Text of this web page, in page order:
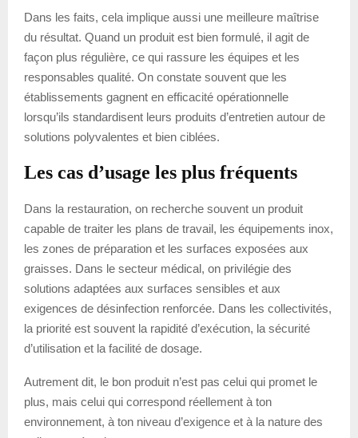
Dans les faits, cela implique aussi une meilleure maîtrise
du résultat. Quand un produit est bien formulé, il agit de
façon plus régulière, ce qui rassure les équipes et les
responsables qualité. On constate souvent que les
établissements gagnent en efficacité opérationnelle
lorsqu’ils standardisent leurs produits d’entretien autour de
solutions polyvalentes et bien ciblées.
Les cas d’usage les plus fréquents
Dans la restauration, on recherche souvent un produit
capable de traiter les plans de travail, les équipements inox,
les zones de préparation et les surfaces exposées aux
graisses. Dans le secteur médical, on privilégie des
solutions adaptées aux surfaces sensibles et aux
exigences de désinfection renforcée. Dans les collectivités,
la priorité est souvent la rapidité d’exécution, la sécurité
d’utilisation et la facilité de dosage.
Autrement dit, le bon produit n’est pas celui qui promet le
plus, mais celui qui correspond réellement à ton
environnement, à ton niveau d’exigence et à la nature des